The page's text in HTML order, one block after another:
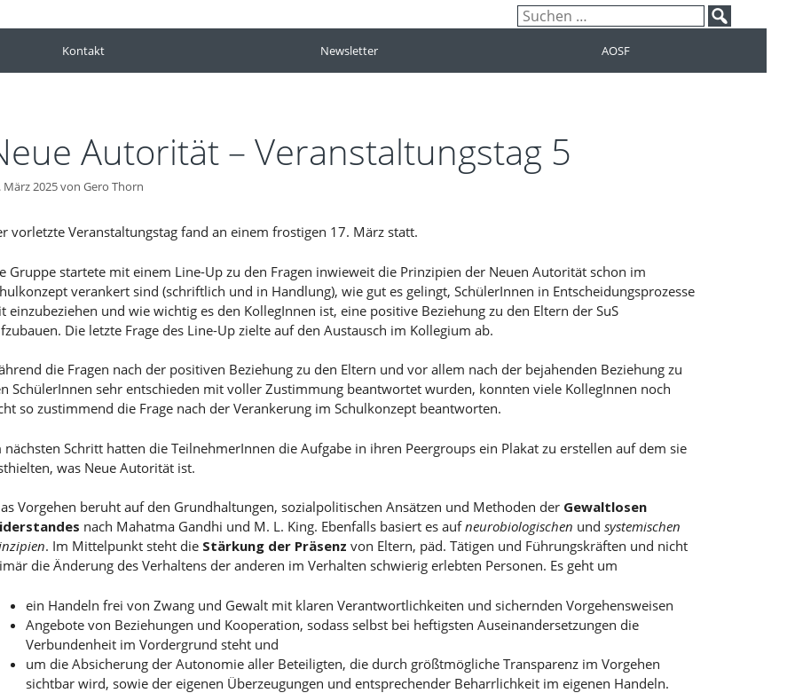
Suchen
nach:
Kontakt Newsletter AOSF
Autorität – Veranstaltungstag 5
März 2025von Gero Thorn
vorletzte Veranstaltungstag fand an einem frostigen 17. März statt.
Gruppe startete mit einem Line-Up zu den Fragen inwieweit die Prinzipien der Neuen Autorität schon im
verankert sind (schriftlich und in Handlung), wie gut es gelingt, SchülerInnen in Entscheidungsprozesse
einzubeziehen und wie wichtig es den KollegInnen ist, eine positive Beziehung zu den Eltern der SuS
Die letzte Frage des Line-Up zielte auf den Austausch im Kollegium ab.
die Fragen nach der positiven Beziehung zu den Eltern und vor allem nach der bejahenden Beziehung zu
SchülerInnen sehr entschieden mit voller Zustimmung beantwortet wurden, konnten viele KollegInnen noch
so zustimmend die Frage nach der Verankerung im Schulkonzept beantworten.
nächsten Schritt hatten die TeilnehmerInnen die Aufgabe in ihren Peergroups ein Plakat zu erstellen auf dem sie
was Neue Autorität ist.
Vorgehen beruht auf den Grundhaltungen, sozialpolitischen Ansätzen und Methoden der Gewaltlosen
nach Mahatma Gandhi und M. L. King. Ebenfalls basiert es aufneurobiologischen und systemischen
. Im Mittelpunkt steht die Stärkung der Präsenz von Eltern, päd. Tätigen und Führungskräften und nicht
die Änderung des Verhaltens der anderen im Verhalten schwierig erlebten Personen. Es geht um
ein Handeln frei von Zwang und Gewalt mit klaren Verantwortlichkeiten und sichernden Vorgehensweisen
Angebote von Beziehungen und Kooperation, sodass selbst bei heftigsten Auseinandersetzungen die
Verbundenheit im Vordergrund steht und
um die Absicherung der Autonomie aller Beteiligten, die durch größtmögliche Transparenz im Vorgehen
sichtbar wird, sowie der eigenen Überzeugungen und entsprechender Beharrlichkeit im eigenen Handeln.